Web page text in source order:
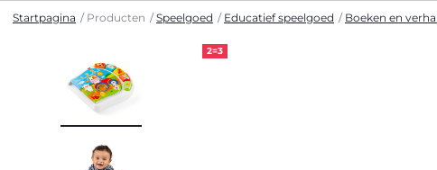
Startpagina Producten Speelgoed Educatief speelgoed Boeken en
2=3